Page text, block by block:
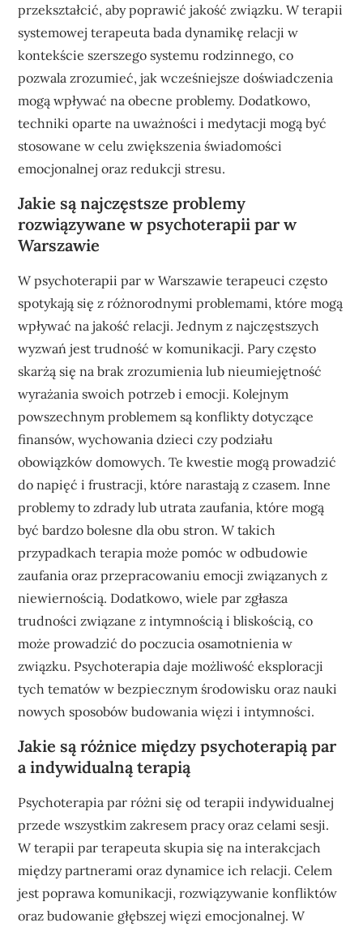
przekształcić, aby poprawić jakość związku. W terapii
systemowej terapeuta bada dynamikę relacji w
kontekście szerszego systemu rodzinnego, co
pozwala zrozumieć, jak wcześniejsze doświadczenia
mogą wpływać na obecne problemy. Dodatkowo,
techniki oparte na uważności i medytacji mogą być
stosowane w celu zwiększenia świadomości
emocjonalnej oraz redukcji stresu.
Jakie są najczęstsze problemy
rozwiązywane w psychoterapii par w
Warszawie
W psychoterapii par w Warszawie terapeuci często
spotykają się z różnorodnymi problemami, które mogą
wpływać na jakość relacji. Jednym z najczęstszych
wyzwań jest trudność w komunikacji. Pary często
skarżą się na brak zrozumienia lub nieumiejętność
wyrażania swoich potrzeb i emocji. Kolejnym
powszechnym problemem są konflikty dotyczące
finansów, wychowania dzieci czy podziału
obowiązków domowych. Te kwestie mogą prowadzić
do napięć i frustracji, które narastają z czasem. Inne
problemy to zdrady lub utrata zaufania, które mogą
być bardzo bolesne dla obu stron. W takich
przypadkach terapia może pomóc w odbudowie
zaufania oraz przepracowaniu emocji związanych z
niewiernością. Dodatkowo, wiele par zgłasza
trudności związane z intymnością i bliskością, co
może prowadzić do poczucia osamotnienia w
związku. Psychoterapia daje możliwość eksploracji
tych tematów w bezpiecznym środowisku oraz nauki
nowych sposobów budowania więzi i intymności.
Jakie są różnice między psychoterapią par
a indywidualną terapią
Psychoterapia par różni się od terapii indywidualnej
przede wszystkim zakresem pracy oraz celami sesji.
W terapii par terapeuta skupia się na interakcjach
między partnerami oraz dynamice ich relacji. Celem
jest poprawa komunikacji, rozwiązywanie konfliktów
oraz budowanie głębszej więzi emocjonalnej. W